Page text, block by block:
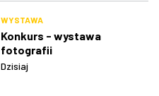
WYSTAWA
Konkurs - wystawa
fotografii
Dzisiaj